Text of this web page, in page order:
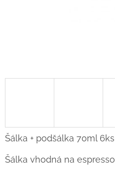
Šálka + podšálka 70ml 6ks
Šálka vhodná na espresso